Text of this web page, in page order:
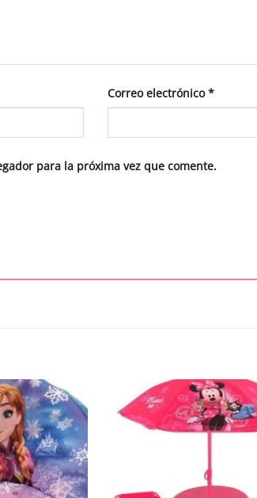
Correo electrónico*
para la próxima vez que comente.